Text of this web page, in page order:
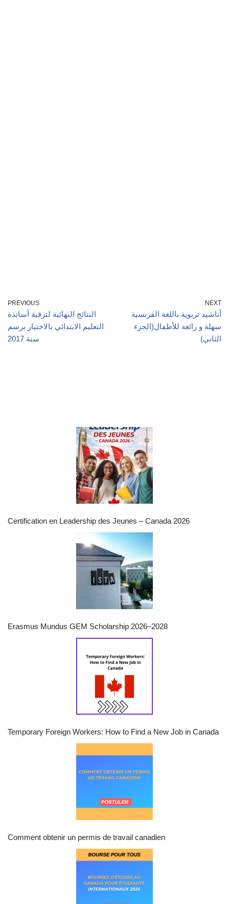
PREVIOUS
النتائج النهائية لترقية أساتذة
التعليم الابتدائي بالاختيار برسم
سنة 2017
NEXT
أناشيد تربوية باللغة الفرنسية
سهلة و رائعة للأطفال(الجزء
الثاني)
Certification en Leadership des Jeunes – Canada 2026
Erasmus Mundus GEM Scholarship 2026–2028
Temporary Foreign Workers: How to Find a New Job in Canada
Comment obtenir un permis de travail canadien